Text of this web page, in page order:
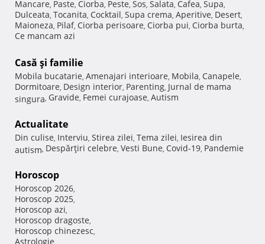
Mancare, Paste, Ciorba, Peste, Sos, Salata, Cafea, Supa,
Dulceata, Tocanita, Cocktail, Supa crema, Aperitive, Desert,
Maioneza, Pilaf, Ciorba perisoare, Ciorba pui, Ciorba burta,
Ce mancam azi
Casă şi familie
Mobila bucatarie, Amenajari interioare, Mobila, Canapele,
Dormitoare, Design interior, Parenting, Jurnal de mama
singura, Gravide, Femei curajoase, Autism
Actualitate
Din culise, Interviu, Stirea zilei, Tema zilei, Iesirea din
autism, Despărţiri celebre, Vesti Bune, Covid-19, Pandemie
Horoscop
Horoscop 2026,
Horoscop 2025,
Horoscop azi,
Horoscop dragoste,
Horoscop chinezesc,
Astrologie